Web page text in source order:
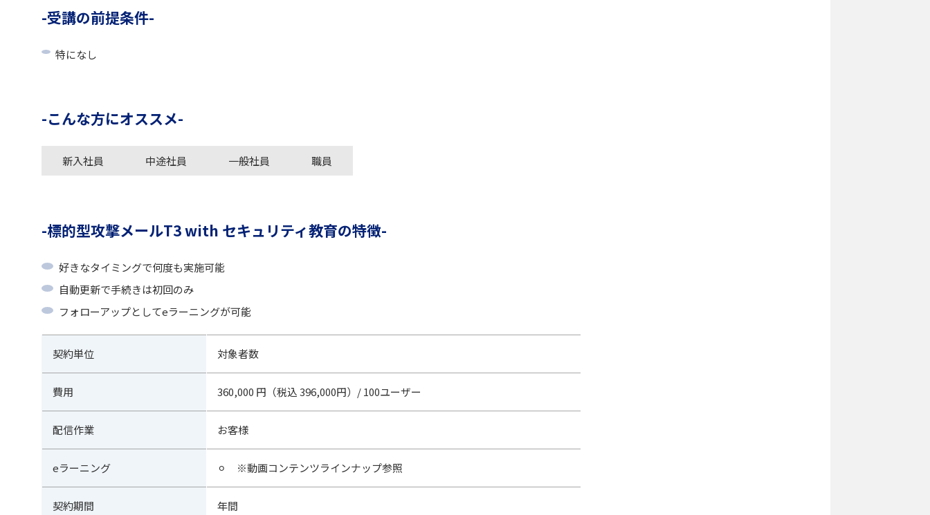
受講の前提条件
特になし
こんな方にオススメ
新入社員 中途社員 一般社員 職員
標的型攻撃メールT3 with セキュリティ教育の特徴
好きなタイミングで何度も実施可能
自動更新で手続きは初回のみ
フォローアップとしてeラーニングが可能
契約単位 対象者数
費用 360,000 円（税込 396,000円）/ 100ユーザー
配信作業 お客様
eラーニング ⚪︎ ※動画コンテンツラインナップ参照
契約期間 年間